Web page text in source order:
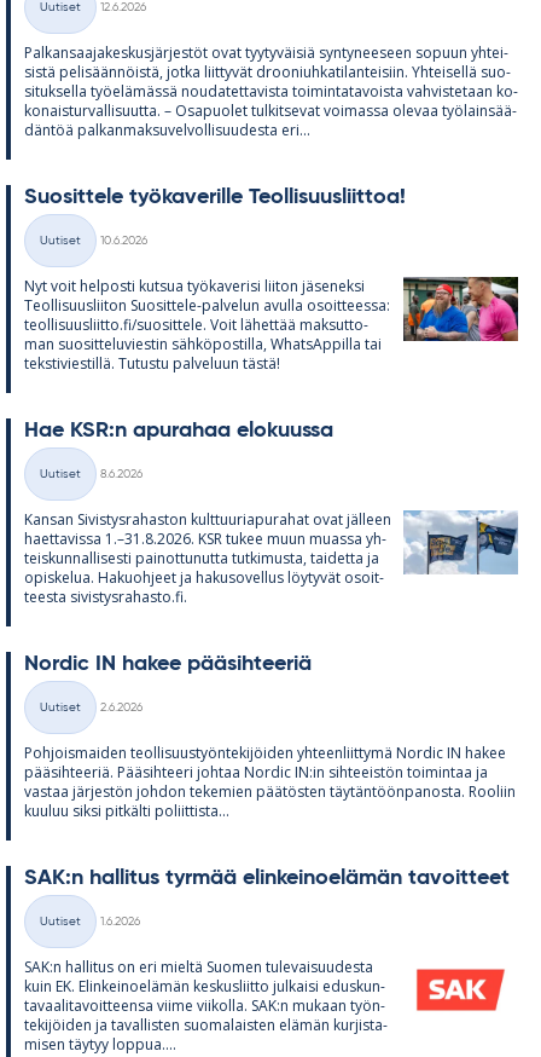
Kategoriat
Uutiset
12.6.2026
Pal­kan­saa­ja­kes­kus­jär­jes­töt ovat tyy­ty­väi­siä syn­ty­nee­seen so­puun yh­tei­
sistä pe­li­sään­nöistä, jotka liit­ty­vät droo­niuh­ka­ti­lan­tei­siin. Yh­tei­sellä suo­
si­tuk­sella työ­elä­mässä nou­da­tet­ta­vista toi­min­ta­ta­voista vah­vis­te­taan ko­
ko­nais­tur­val­li­suutta. – Os­a­puo­let tul­kit­se­vat voi­massa ole­vaa työ­lain­sää­
dän­töä pal­kan­mak­su­vel­vol­li­suu­desta eri...
Suo­sit­tele työ­ka­ve­rille Teol­li­suus­liit­toa!
Kategoriat
Uutiset
10.6.2026
Nyt voit hel­posti kut­sua työ­ka­ve­risi lii­ton jä­se­neksi
Teol­li­suus­lii­ton Suo­sit­tele-pal­ve­lun avulla osoit­teessa:
teol­li­suus­liitto.fi/suo­sit­tele. Voit lä­het­tää mak­sut­to­
man suo­sit­te­lu­vies­tin säh­kö­pos­tilla, What­sAp­pilla tai
teks­ti­vies­tillä. Tu­tustu pal­ve­luun tästä!
Hae KSR:n apu­ra­haa elo­kuussa
Kategoriat
Uutiset
8.6.2026
Kan­san Si­vis­tys­ra­has­ton kult­tuu­ria­pu­ra­hat ovat jäl­leen
haet­ta­vissa 1.–31.8.2026. KSR tu­kee muun muassa yh­
teis­kun­nal­li­sesti pai­not­tu­nutta tut­ki­musta, tai­detta ja
opis­ke­lua. Ha­kuoh­jeet ja ha­kuso­vel­lus löy­ty­vät osoit­
teesta si­vis­tys­ra­hasto.fi.
Nor­dic IN ha­kee pää­sih­tee­riä
Kategoriat
Uutiset
2.6.2026
Poh­jois­mai­den teol­li­suus­työn­te­ki­jöi­den yh­teen­liit­tymä Nor­dic IN ha­kee
pää­sih­tee­riä. Pää­sih­teeri joh­taa Nor­dic IN:in sih­tee­is­tön toi­min­taa ja
vas­taa jär­jes­tön joh­don te­ke­mien pää­tös­ten täy­tän­töön­pa­nosta. Roo­liin
kuu­luu siksi pit­kälti po­liit­tista...
SAK:n hal­li­tus tyr­mää elin­kei­noe­lä­män ta­voit­teet
Kategoriat
Uutiset
1.6.2026
SAK:n hal­li­tus on eri mieltä Suo­men tu­le­vai­suu­desta
kuin EK. Elin­kei­noe­lä­män kes­kus­liitto jul­kaisi edus­kun­
ta­vaa­li­ta­voit­teensa viime vii­kolla. SAK:n mu­kaan työn­
te­ki­jöi­den ja ta­val­lis­ten suo­ma­lais­ten elä­män kur­jis­ta­
mi­sen täy­tyy lop­pua....